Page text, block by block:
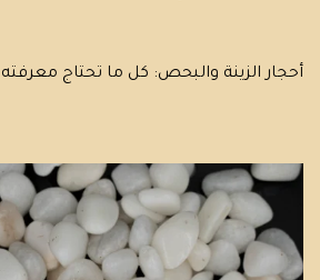
أحجار الزينة والبحص: كل ما تحتاج معرفته